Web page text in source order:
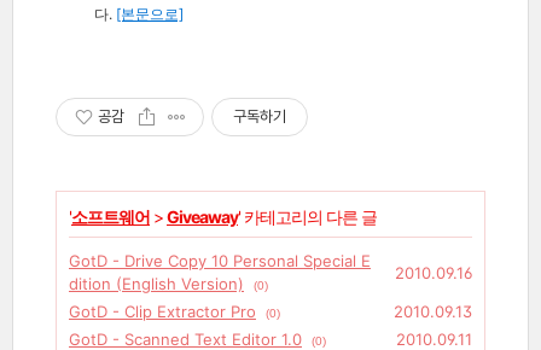
다. [본문으로]
공감 구독하기
'소프트웨어 >Giveaway' 카테고리의 다른 글
GotD - Drive Copy 10 Personal Special E
dition (English Version)
(0)
2010.09.16
GotD - Clip Extractor Pro
(0)
2010.09.13
GotD - Scanned Text Editor 1.0
(0)
2010.09.11